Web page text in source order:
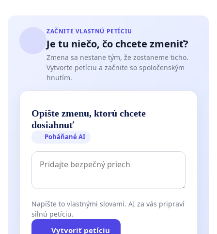
ZAČNITE VLASTNÚ PETÍCIU
Je tu niečo, čo chcete zmeniť?
Zmena sa nestane tým, že zostaneme ticho.
Vytvorte petíciu a začnite so spoločenským
hnutím.
Opíšte zmenu, ktorú chcete
dosiahnuť
Poháňané AI
Napíšte to vlastnými slovami. AI za vás pripraví
silnú petíciu.
Vytvoriť petíciu